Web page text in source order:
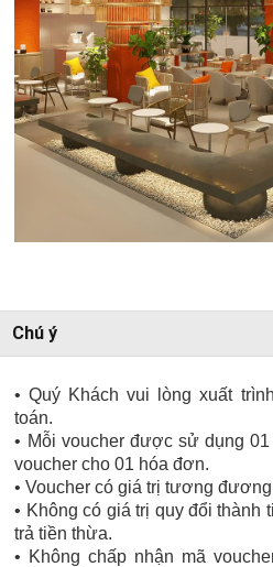
Chú ý
• Quý Khách vui lòng xuất
toán.
• Mỗi voucher được sử dụng
voucher cho 01 hóa đơn.
• Voucher có giá trị tương
• Không có giá trị quy đổi thành
trả tiền thừa.
• Không chấp nhận mã